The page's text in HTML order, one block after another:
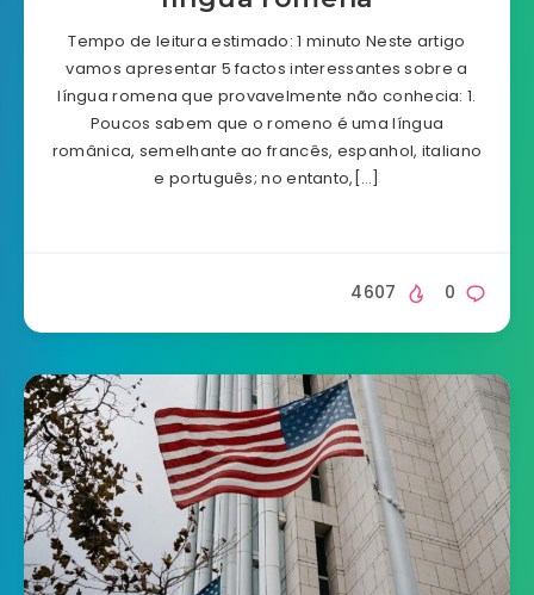
Tempo de leitura estimado: 1 minuto Neste artigo
vamos apresentar 5 factos interessantes sobre a
língua romena que provavelmente não conhecia: 1.
Poucos sabem que o romeno é uma língua
românica, semelhante ao francês, espanhol, italiano
e português; no entanto,[…]
0
4607